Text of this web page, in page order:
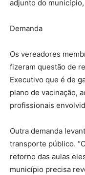
adjunto do
Demanda
Os vereadores
fizeram questão de
Executivo que é de
plano de vacinação,
profissionais
Outra demanda
transporte público.
retorno das aulas
município precisa